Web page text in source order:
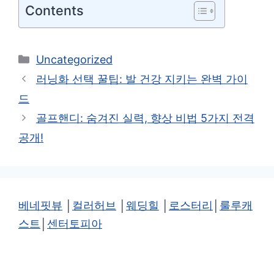
Contents
카
테
Uncategorized
러닝화 선택 꿀팁: 발 건강 지키는 완벽 가이
드
골프핸디: 숨겨진 실력, 향상 비법 5가지 전격
공개!
베네핏뷰 컬러허브 웨딩힐 로스터리
룰루캐
스트
센터토피아